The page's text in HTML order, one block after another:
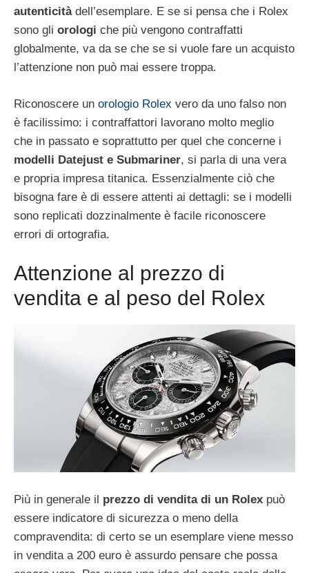
autenticitàdell’esemplare. E se si pensa che i Rolex
sono gli orologi che più vengono contraffatti
globalmente, va da se che se si vuole fare un acquisto
l’attenzione non può mai essere troppa.
Riconoscere un orologio Rolex vero da uno falso non
è facilissimo: i contraffattori lavorano molto meglio
che in passato e soprattutto per quel che concerne i
modelli Datejust e Submariner, si parla di una vera
e propria impresa titanica. Essenzialmente ciò che
bisogna fare è di essere attenti ai dettagli: se i modelli
sono replicati dozzinalmente è facile riconoscere
errori di ortografia.
Attenzione al prezzo di
vendita e al peso del Rolex
Più in generale il prezzo di vendita di un Rolex può
essere indicatore di sicurezza o meno della
compravendita: di certo se un esemplare viene messo
in vendita a 200 euro è assurdo pensare che possa